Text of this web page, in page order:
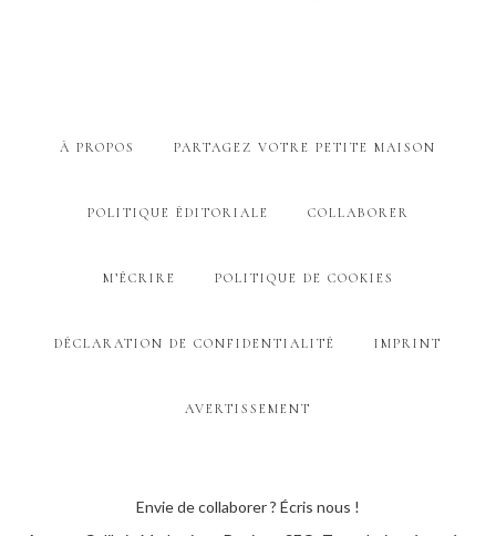
À PROPOS PARTAGEZ VOTRE PETITE MAISON
POLITIQUE ÉDITORIALE COLLABORER
M’ÉCRIRE POLITIQUE DE COOKIES
DÉCLARATION DE CONFIDENTIALITÉ IMPRINT
AVERTISSEMENT
Envie de collaborer ? Écris nous !